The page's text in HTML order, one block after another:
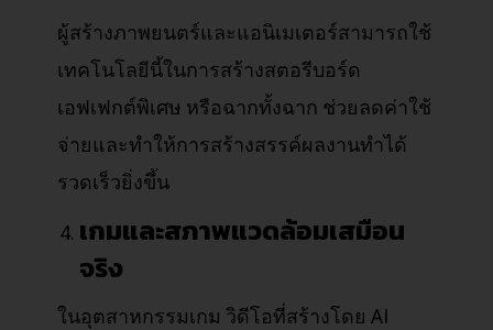
ผู้สร้างภาพยนตร์และแอนิเมเตอร์สามารถใช้
เทคโนโลยีนี้ในการสร้างสตอรีบอร์ด
เอฟเฟกต์พิเศษ หรือฉากทั้งฉาก ช่วยลดค่าใช้
จ่ายและทำให้การสร้างสรรค์ผลงานทำได้
รวดเร็วยิ่งขึ้น
เกมและสภาพแวดล้อมเสมือน
จริง
ในอุตสาหกรรมเกม วิดีโอที่สร้างโดย AI